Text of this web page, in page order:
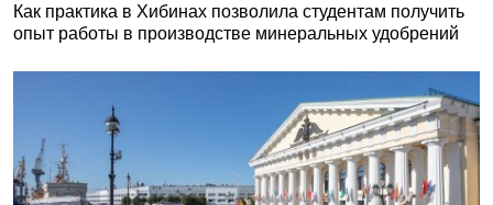
Как практика в Хибинах позволила студентам получить
опыт работы в производстве минеральных удобрений